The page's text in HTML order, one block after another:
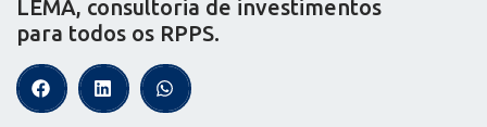
LEMA, consultoria de investimentos
para todos os RPPS.